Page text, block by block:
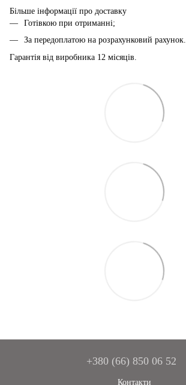
Більше інформації про доставку
Готівкою при отриманні;
За передоплатою на розрахунковий рахунок.
Гарантія від виробника 12 місяців.
+380 (66) 850 06 52
Контакти